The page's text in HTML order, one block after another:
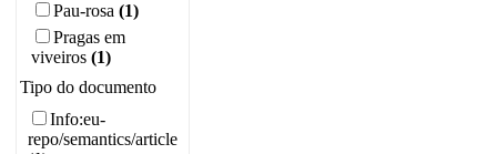
Pau-rosa (1)
Pragas em
viveiros (1)
Tipo do documento
Info:eu-
repo/semantics/article